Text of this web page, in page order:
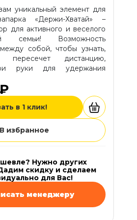
уникальный элемент для
«Держи-Хватай» –
для активного и веселого
семьи! Возможность
собой, чтобы узнать,
пересечет дистанцию,
руки для удержания
в 1 клик!
В избранное
Нужно других
скидку и сделаем
для Вас!
менеджеру